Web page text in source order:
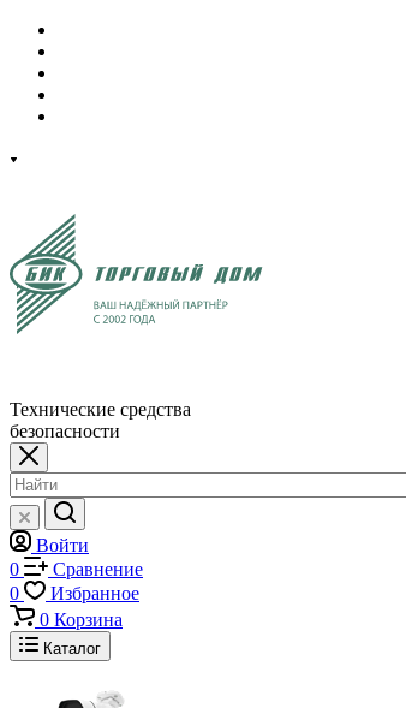
Технические средства
безопасности
Войти
0
Сравнение
0
Избранное
0 Корзина
Каталог